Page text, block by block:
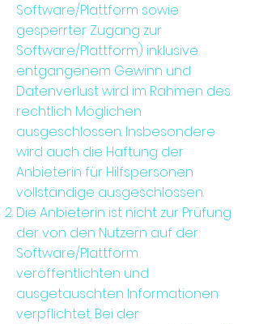
Software/Plattform sowie
gesperrter Zugang zur
Software/Plattform) inklusive
entgangenem Gewinn und
Datenverlust wird im Rahmen des
rechtlich Möglichen
ausgeschlossen. Insbesondere
wird auch die Haftung der
Anbieterin für Hilfspersonen
vollständige ausgeschlossen.
Die Anbieterin ist nicht zur Prüfung
der von den Nutzern auf der
Software/Plattform
veröffentlichten und
ausgetauschten Informationen
verpflichtet. Bei der